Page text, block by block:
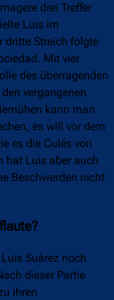
drei Treffer
Luis im
dritte Streich folgte
Mit vier
des überragenden
vergangenen
kann man
es will vor dem
es die Culés von
hat Luis aber auch
Beschwerden nicht
Suárez noch
dieser Partie
ihren